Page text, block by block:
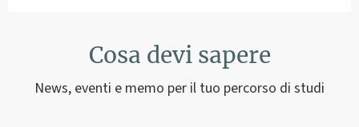
Cosa devi sapere
News, eventi e memo per il tuo percorso di studi